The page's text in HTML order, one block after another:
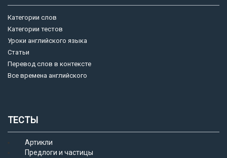
Категории слов
Категории тестов
Уроки английского языка
Статьи
Перевод слов в контексте
Все времена английского
ТЕСТЫ
Артикли
Предлоги и частицы